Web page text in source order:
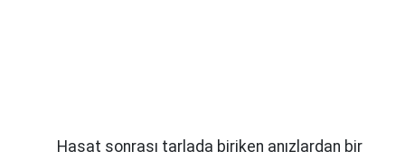
Hasat sonrası tarlada biriken anızlardan bir